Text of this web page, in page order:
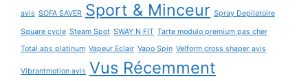
avis SOFA SAVER Sport & Minceur Spray Depilatoire
Square cycle Steam Spot SWAY N FIT Tarte modulo premium pas cher
Total abs platinum Vapeur Eclair Vapo Spin Velform cross shaper avis
Vibrantmotion avis Vus Récemment